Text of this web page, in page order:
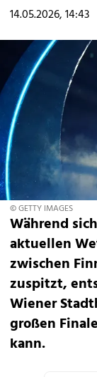
14.05.2026, 14:43
© GETTY IMAGES
Während
aktuellen
zwischen
zuspitzt,
Wiener
großen
kann.